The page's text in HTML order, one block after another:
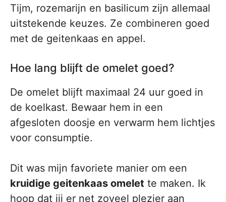
Tijm, rozemarijn en basilicum zijn allemaal
uitstekende keuzes. Ze combineren goed
met de geitenkaas en appel.
Hoe lang blijft de omelet goed?
De omelet blijft maximaal 24 uur goed in
de koelkast. Bewaar hem in een
afgesloten doosje en verwarm hem lichtjes
voor consumptie.
Dit was mijn favoriete manier om een
kruidige geitenkaas omelet te maken. Ik
hoop dat jij er net zoveel plezier aan